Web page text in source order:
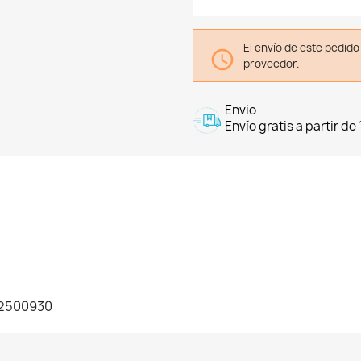

El envío de este
proveedor.
Envio
Envío gratis a partir de